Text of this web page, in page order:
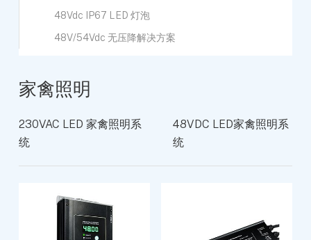
48Vdc IP67 LED 灯泡
48V/54Vdc 无压降解决方案
家禽照明
230VAC LED 家禽照明系
统
48VDC LED家禽照明系
统